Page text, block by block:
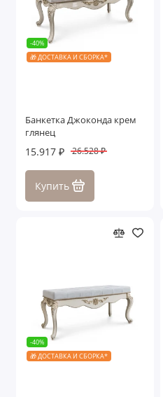
-40%
🎁 ДОСТАВКА И СБОРКА*
Банкетка Джоконда крем
глянец
15.917 ₽ 26.528 ₽
Купить
-40%
🎁 ДОСТАВКА И СБОРКА*